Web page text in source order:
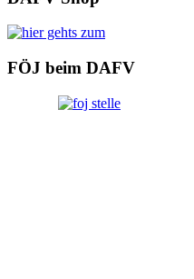
FÖJ beim DAFV